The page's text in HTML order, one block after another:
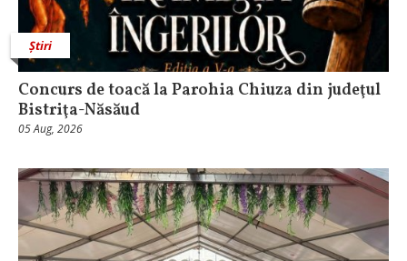
Știri
​Concurs de toacă la Parohia Chiuza din judeţul
Bistriţa-Năsăud
05 Aug, 2026